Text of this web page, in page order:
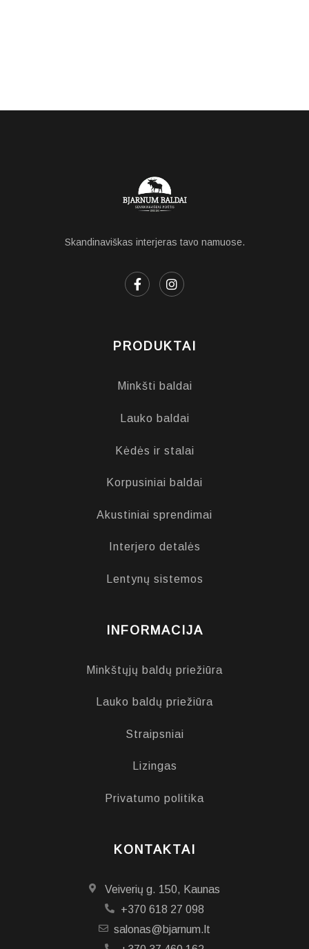
Skandinaviškas interjeras tavo namuose.
PRODUKTAI
Minkšti baldai
Lauko baldai
Kėdės ir stalai
Korpusiniai baldai
Akustiniai sprendimai
Interjero detalės
Lentynų sistemos
INFORMACIJA
Minkštųjų baldų priežiūra
Lauko baldų priežiūra
Straipsniai
Lizingas
Privatumo politika
KONTAKTAI
Veiverių g. 150, Kaunas
+370 618 27 098
salonas@bjarnum.lt